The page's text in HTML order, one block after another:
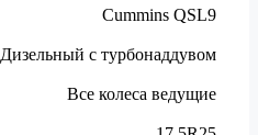
Cummins QSL9
Дизельный с турбонаддувом
Все колеса ведущие